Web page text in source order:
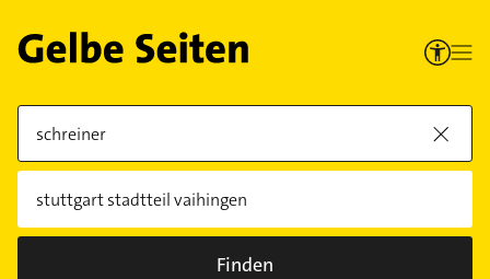
Finden